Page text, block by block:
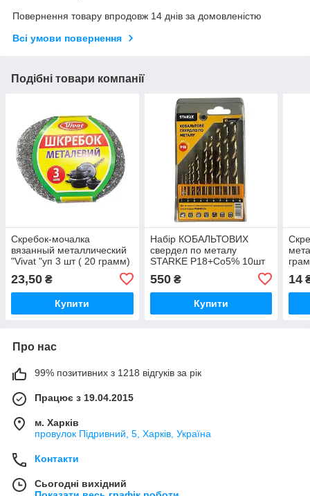
Повернення товару впродовж 14 днів за домовленістю
Всі умови повернення
Подібні товари компанії
Скребок-мочалка
вязанный металлический
"Vivat "уп 3 шт ( 20 грамм)
23,50 ₴
Купити
Набір КОБАЛЬТОВИХ
свердел по металу
STARKE Р18+Co5% 10шт
(1;2;3;4;5;6;7;8;9;10mm)
ART8097
550₴
Купити
14
Про нас
99% позитивних з 1218 відгуків за рік
Працює з 19.04.2015
м. Харків
провулок Підривний, 5, Харків, Україна
Контакти
Сьогодні вихідний